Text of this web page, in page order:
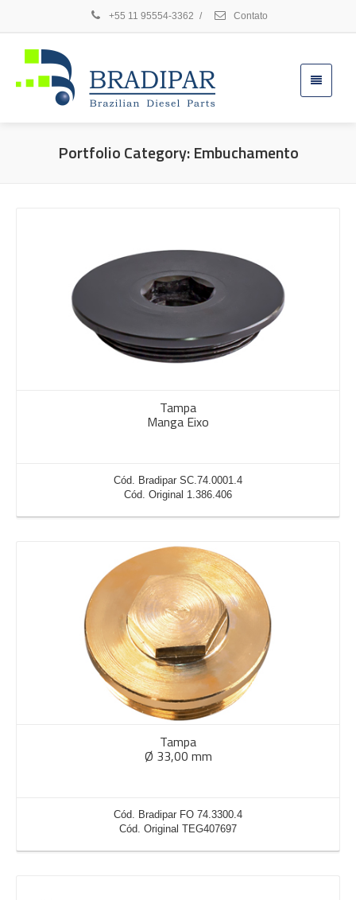
+55 11 95554-3362 / Contato
Portfolio Category:Embuchamento
Tampa
Manga Eixo
Cód. Bradipar SC.74.0001.4
Cód. Original 1.386.406
Tampa
Ø 33,00 mm
Cód. Bradipar FO 74.3300.4
Cód. Original TEG407697